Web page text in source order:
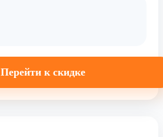
Перейти к скидке